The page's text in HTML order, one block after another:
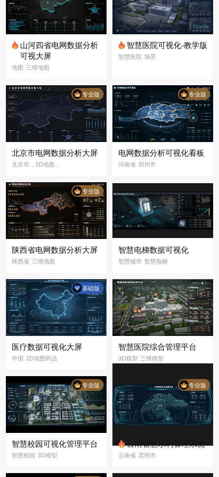
山河四省电网数据分析
可视大屏
地图 三维地图
科技风，青色，电
力可视化
智慧医院可视化-教学版
智慧医院 场景
数据可视化
专业版
北京市电网数据分析大屏
北京市，3D地图，
地图，灰色。蓝色
专业版
电网数据分析可视化看板
河南省 郑州市
智慧电力
电网数据可视化
电网数据分析可视
郑州市三维地图
专业版
陕西省电网数据分析大屏
陕西省 三维地图
数据可视化
智慧城市
3D模型
数据可视化
智慧电梯数据可视化
智慧城市 智慧电梯
三维模型 信息
深色 蓝色
智慧社区 智慧园区
数据 数字孪生 3D
可视化 大屏
3D可视化
基础版
医疗数据可视化大屏
中国 2D地图药品
省份地图 中国地图
智慧医疗 医院
信息 数据
数据可视化 2D
中国式报表
智慧医院综合管理平台
3D模型 三维模型
人员情况
安防事件
信息 数据 智慧
数字孪生
3D
3D可视化
数据可视化
专业版
智慧校园可视化管理平台
智慧校园 3D模型
专业版
云南智慧水利管理系统
云南省 昆明市